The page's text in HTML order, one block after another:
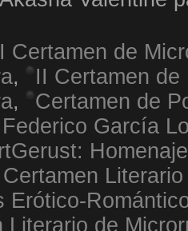
I Certamen de
,
II Certamen de
,
Certamen de
García
Erótico-
Literario de